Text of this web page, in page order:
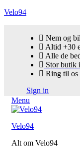
Velo94
Nem og
Altid +30
Alle de
Stor butik
Ring til os
Sign in
Menu
Velo94
Alt om Velo94